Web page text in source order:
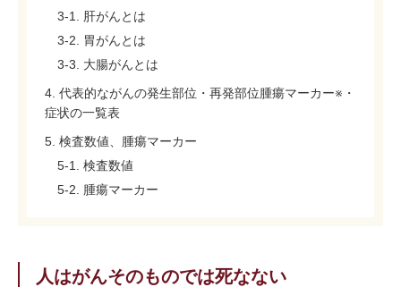
3-1. 肝がんとは
3-2. 胃がんとは
3-3. 大腸がんとは
4. 代表的ながんの発生部位・再発部位腫瘍マーカー※・
症状の一覧表
5. 検査数値、腫瘍マーカー
5-1. 検査数値
5-2. 腫瘍マーカー
人はがんそのものでは死なない